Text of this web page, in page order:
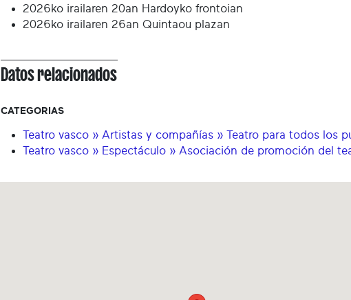
2026ko irailaren 20an Hardoyko frontoian
2026ko irailaren 26an Quintaou plazan
Datos relacionados
CATEGORIAS
Teatro vasco » Artistas y compañías » Teatro para todos los
Teatro vasco » Espectáculo » Asociación de promoción del